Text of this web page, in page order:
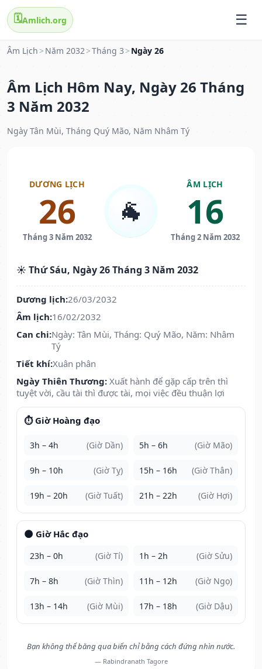
🗓️Amlich.org
Âm Lịch > Năm 2032>Tháng 3 > Ngày 26
Âm Lịch Hôm Nay, Ngày 26 Tháng
3 Năm 2032
Ngày Tân Mùi, Tháng Quý Mão, Năm Nhâm Tý
DƯƠNG LỊCH
26
Tháng 3 Năm 2032
🐐
ÂM LỊCH
16
Tháng 2 Năm 2032
☀️ Thứ Sáu, Ngày 26 Tháng 3 Năm 2032
Dương lịch:26/03/2032
Âm lịch:16/02/2032
Can chi:Ngày: Tân Mùi, Tháng: Quý Mão, Năm: Nhâm
Tý
Tiết khí:Xuân phân
Ngày Thiên Thương: Xuất hành để gặp cấp trên thì
tuyệt vời, cầu tài thì được tài, mọi việc đều thuận lợi
⏱️ Giờ Hoàng đạo
3h – 4h (Giờ Dần) 5h – 6h (Giờ Mão)
9h – 10h (Giờ Tỵ) 15h – 16h (Giờ Thân)
19h – 20h (Giờ Tuất) 21h – 22h (Giờ Hợi)
🌑 Giờ Hắc đạo
23h – 0h (Giờ Tí) 1h – 2h (Giờ Sửu)
7h – 8h (Giờ Thìn) 11h – 12h (Giờ Ngọ)
13h – 14h (Giờ Mùi) 17h – 18h (Giờ Dậu)
Bạn không thể băng qua biển chỉ bằng cách đứng nhìn nước.
— Rabindranath Tagore